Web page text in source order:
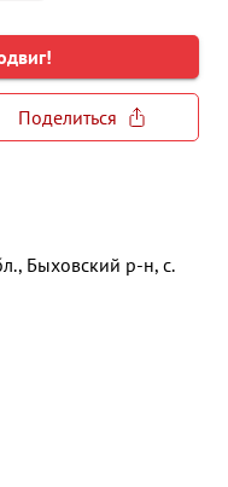
Поделиться
Быховский р-н, с.